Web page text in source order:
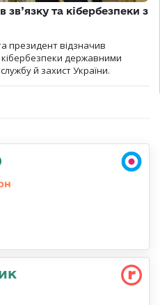
зв’язку та кібербезпеки з
президент відзначив
кібербезпеки державними
й захист України.